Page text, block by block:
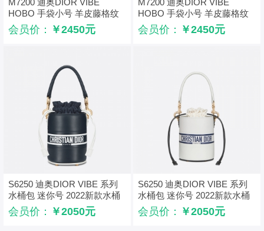
M7200 迪奥DIOR VIBE
HOBO 手袋小号 羊皮藤格纹
饺子包 黑色
会员价： ￥2450元
M7200 迪奥DIOR VIBE
HOBO 手袋小号 羊皮藤格纹
饺子包 白色
会员价： ￥2450元
S6250 迪奥DIOR VIBE 系列
水桶包 迷你号 2022新款水桶
包 蓝色
会员价： ￥2050元
S6250 迪奥DIOR VIBE 系列
水桶包 迷你号 2022新款水桶
包 白色
会员价： ￥2050元